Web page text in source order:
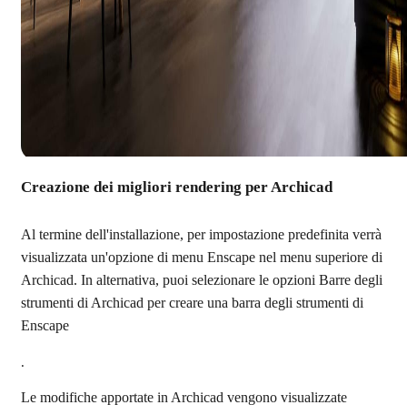
Creazione dei migliori rendering per Archicad
Al termine dell'installazione, per impostazione predefinita verrà
visualizzata un'opzione di menu Enscape nel menu superiore di
Archicad. In alternativa, puoi selezionare le opzioni Barre degli
strumenti di Archicad per creare una barra degli strumenti di
Enscape
.
Le modifiche apportate in Archicad vengono visualizzate